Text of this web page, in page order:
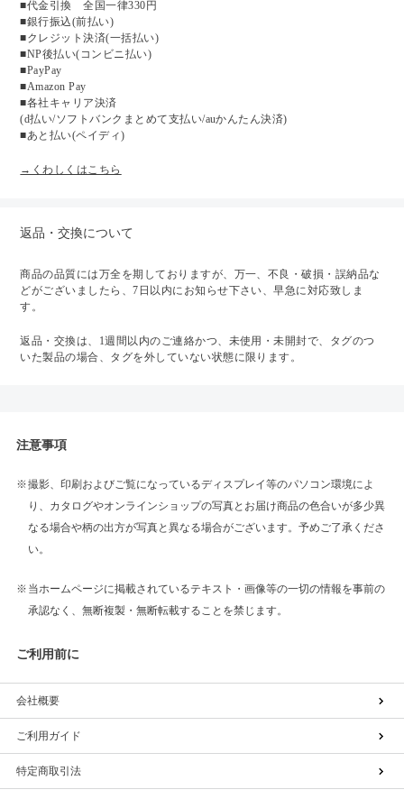
■代金引換 全国一律330円
■銀行振込(前払い)
■クレジット決済(一括払い)
■NP後払い(コンビニ払い)
■PayPay
■Amazon Pay
■各社キャリア決済
(d払い/ソフトバンクまとめて支払い/auかんたん決済)
■あと払い(ペイディ)
→くわしくはこちら
返品・交換について
商品の品質には万全を期しておりますが、万一、不良・破損・誤納品な
どがございましたら、7日以内にお知らせ下さい、早急に対応致しま
す。
返品・交換は、1週間以内のご連絡かつ、未使用・未開封で、タグのつ
いた製品の場合、タグを外していない状態に限ります。
注意事項
撮影、印刷およびご覧になっているディスプレイ等のパソコン環境によ
り、カタログやオンラインショップの写真とお届け商品の色合いが多少異
なる場合や柄の出方が写真と異なる場合がございます。予めご了承くださ
い。
当ホームページに掲載されているテキスト・画像等の一切の情報を事前の
承認なく、無断複製・無断転載することを禁じます。
ご利用前に
会社概要
ご利用ガイド
特定商取引法